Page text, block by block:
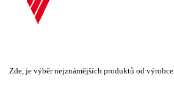
Zde, je výběr nejznámějších produktů od výrobce